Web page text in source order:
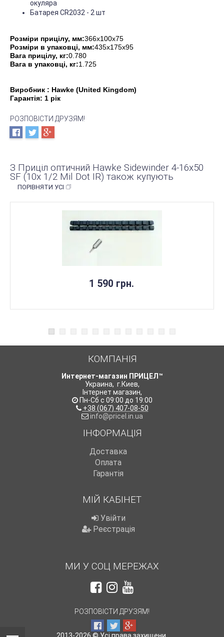
окуляра
Батарея CR2032 - 2 шт
Розміри прицілу, мм:366х100х75
Розміри в упаковці, мм:435х175х95
Вага прицілу, кг:0.780
Вага в упаковці, кг:1.725
Виробник : Hawke (United Kingdom)
Гарантія: 1 рік
РОЗПОВІСТИ ДРУЗЯМ!
З Приціл оптичний Hawke Sidewinder 4-16x50
SF (10x 1/2 Mil Dot IR) також купують
ПОРІВНЯТИ УСІ
1 590 грн.
КОМПАНІЯ
Интернет-магазин ПРИЦЕЛ™
Украина, г.Киев,
Інтернет магазин,
Пн-Сб с 09:00 до 19:00
+38 (067) 407-08-50
info@pricel.in.ua
ІНФОРМАЦІЯ
Доставка
Оплата
Гарантія
МІЙ КАБІНЕТ
Увійти
Реєстрація
МИ У СОЦ МЕРЕЖАХ
РОЗПОВІСТИ ДРУЗЯМ!